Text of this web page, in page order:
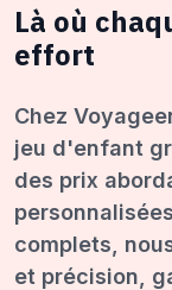
Là où
effort
Chez
jeu d'enfant
des prix
complets,
et précision,